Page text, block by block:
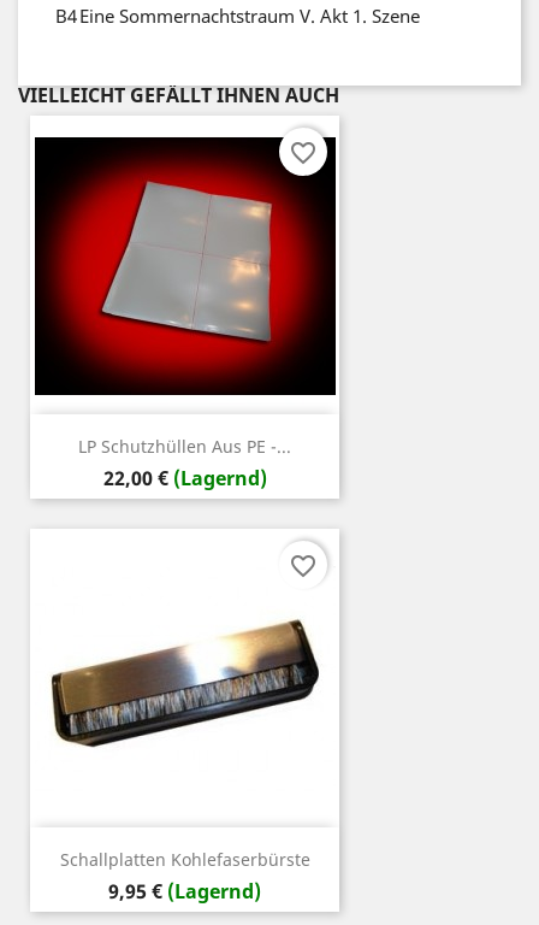
B4Eine Sommernachtstraum V. Akt 1. Szene
VIELLEICHT GEFÄLLT IHNEN AUCH
LP Schutzhüllen Aus PE -...
Preis
22,00 € (Lagernd)
favorite_border
Schallplatten Kohlefaserbürste
Preis
9,95 € (Lagernd)
favorite_border